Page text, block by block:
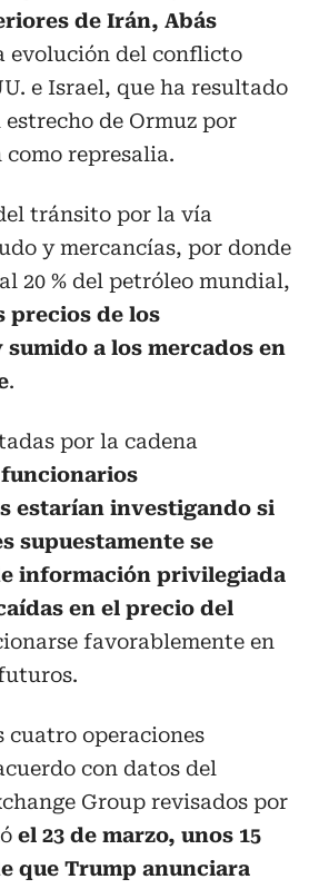
de Irán, Abás
evolución del conflicto
e Israel, que ha resultado
de Ormuz por
represalia.
tránsito por la vía
y mercancías, por donde
20 % del petróleo mundial,
precios de los
a los mercados en
.
por la cadena
funcionarios
estarían investigando si
supuestamente se
información privilegiada
en el precio del
favorablemente en
cuatro operaciones
con datos del
Group revisados por
el 23 de marzo, unos 15
que Trump anunciara